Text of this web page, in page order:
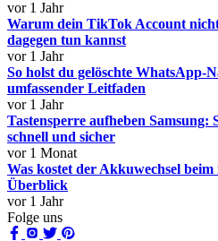
vor 1 Jahr
Warum dein TikTok Account
dagegen tun kannst
vor 1 Jahr
So holst du gelöschte WhatsApp-
umfassender Leitfaden
vor 1 Jahr
Tastensperre aufheben Samsung:
schnell und sicher
vor 1 Monat
Was kostet der Akkuwechsel
Überblick
vor 1 Jahr
Folge uns